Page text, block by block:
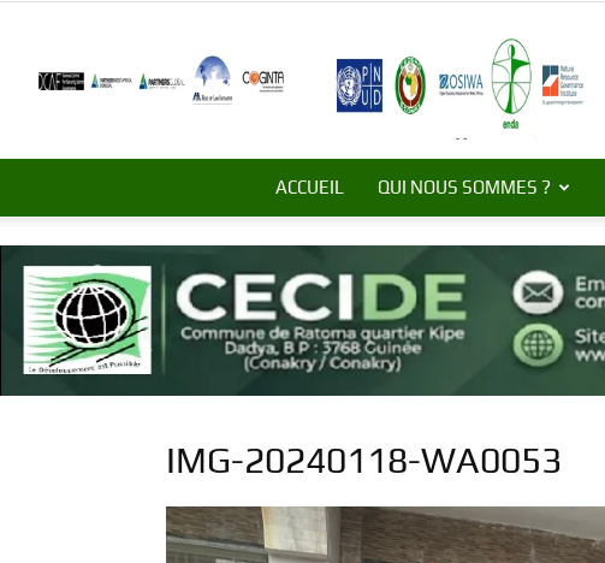
ACCUEIL QUI NOUS SOMMES ?
IMG-20240118-WA0053